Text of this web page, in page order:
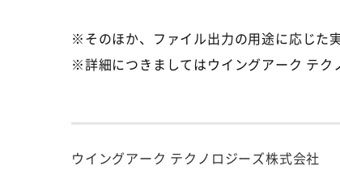
※そのほか、ファイル出力の用途に応じた
※詳細につきましてはウイングアーク テク
ウイングアーク テクノロジーズ株式会社